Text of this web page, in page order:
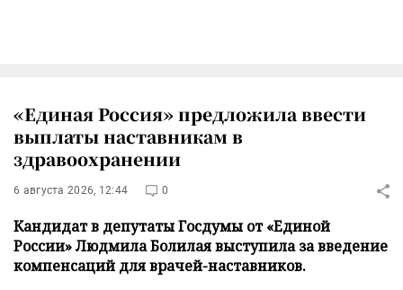
«Единая Россия» предложила ввести
выплаты наставникам в
здравоохранении
6 августа 2026, 12:44 0
Кандидат в депутаты Госдумы от «Единой
России» Людмила Болилая выступила за введение
компенсаций для врачей-наставников.